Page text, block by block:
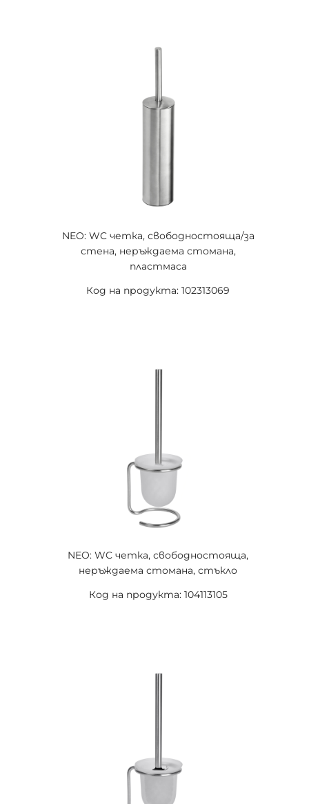
NEO: WC четка, свободностояща/за
стена, неръждаема стомана,
пластмаса
Код на продукта: 102313069
NEO: WC четка, свободностояща,
неръждаема стомана, стъкло
Код на продукта: 104113105